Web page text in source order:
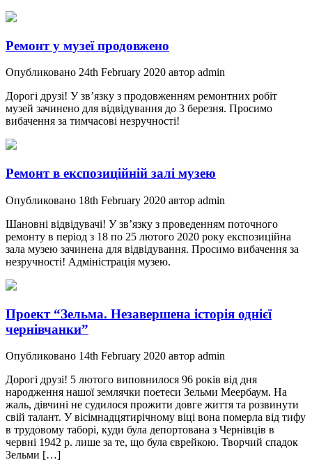
Ремонт у музеї продовжено
Опубликовано 24th February 2020 автор admin
Дорогі друзі! У зв’язку з продовженням ремонтних робіт
музей зачинено для відвідування до 3 березня. Просимо
вибачення за тимчасові незручності!
Ремонт в експозиційній залі музею
Опубликовано 18th February 2020 автор admin
Шановні відвідувачі! У зв’язку з проведенням поточного
ремонту в період з 18 по 25 лютого 2020 року експозиційна
зала музею зачинена для відвідування. Просимо вибачення за
незручності! Адміністрація музею.
Проект “Зельма. Незавершена історія однієї
чернівчанки”
Опубликовано 14th February 2020 автор admin
Дорогі друзі! 5 лютого виповнилося 96 років від дня
народження нашої землячки поетеси Зельми Меербаум. На
жаль, дівчині не судилося прожити довге життя та розвинути
свій талант. У вісімнадцятирічному віці вона померла від тифу
в трудовому таборі, куди була депортована з Чернівців в
червні 1942 р. лише за те, що була єврейкою. Творчий спадок
Зельми […]